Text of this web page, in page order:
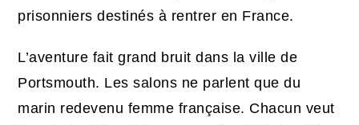
prisonniers destinés à rentrer en France.
L’aventure fait grand bruit dans la ville de
Portsmouth. Les salons ne parlent que du
marin redevenu femme française. Chacun veut